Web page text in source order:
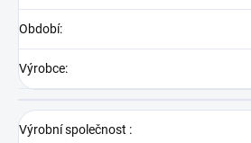
Období:
Výrobce:
Výrobní společnost :